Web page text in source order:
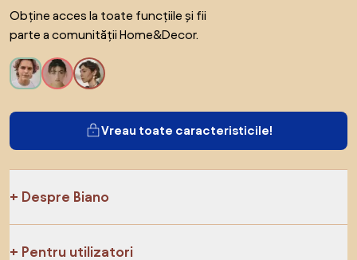
Obține acces la toate funcțiile și fii
parte a comunității Home&Decor.
Vreau toate caracteristicile!
Despre Biano
Pentru utilizatori